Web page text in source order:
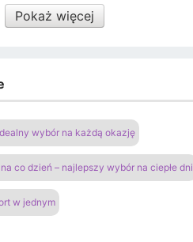
Pokaż więcej
wybór na każdą okazję
co dzień – najlepszy wybór na ciepłe dni
w jednym